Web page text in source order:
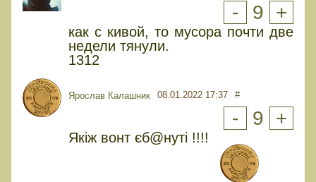
- 9 +
как с кивой, то мусора почти две
недели тянули.
1312
Ярослав Калашник 08.01.2022 17:37 #
- 9 +
Якіж вонт єб@нуті !!!!